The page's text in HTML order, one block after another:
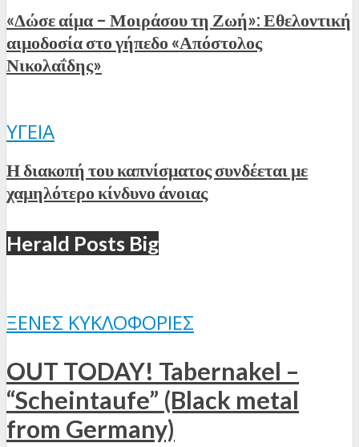
«Δώσε αίμα – Μοιράσου τη Ζωή»: Εθελοντική
αιμοδοσία στο γήπεδο «Απόστολος
Νικολαΐδης»
ΥΓΕΊΑ
Η διακοπή του καπνίσματος συνδέεται με
χαμηλότερο κίνδυνο άνοιας
Herald Posts Big
ΞΈΝΕΣ ΚΥΚΛΟΦΟΡΊΕΣ
OUT TODAY! Tabernakel –
“Scheintaufe” (Black metal
from Germany)